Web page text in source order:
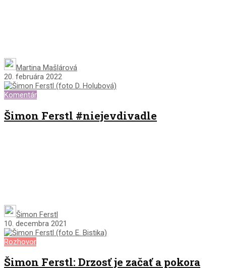
Martina Mašlárová
20. februára 2022
Komentár
Šimon Ferstl #niejevdivadle
Šimon Ferstl
10. decembra 2021
Rozhovor
Šimon Ferstl: Drzosť je začať a pokora